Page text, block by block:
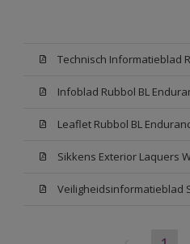
Infoblad Rubbol BL
Leaflet Rubbol BL